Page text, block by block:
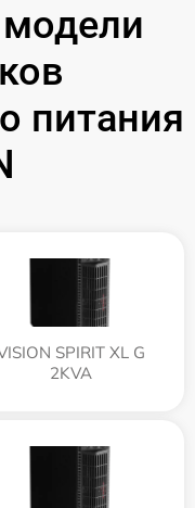
питания
SPIRIT XL G
2KVA